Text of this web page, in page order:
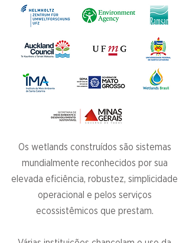
Os wetlands construídos são sistemas
mundialmente reconhecidos por sua
elevada eficiência, robustez, simplicidade
operacional e pelos serviços
ecossistêmicos que prestam.